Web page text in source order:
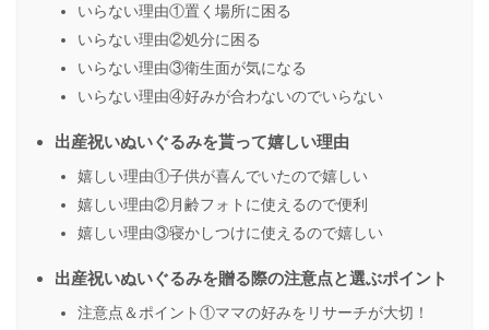
いらない理由①置く場所に困る
いらない理由②処分に困る
いらない理由③衛生面が気になる
いらない理由④好みが合わないのでいらない
出産祝いぬいぐるみを貰って嬉しい理由
嬉しい理由①子供が喜んでいたので嬉しい
嬉しい理由②月齢フォトに使えるので便利
嬉しい理由③寝かしつけに使えるので嬉しい
出産祝いぬいぐるみを贈る際の注意点と選ぶポイント
注意点＆ポイント①ママの好みをリサーチが大切！